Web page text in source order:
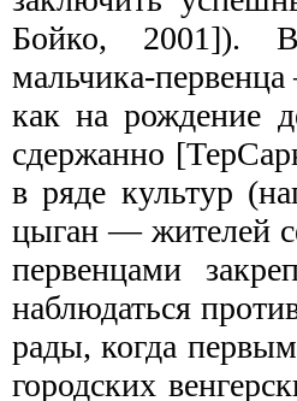
Бойко, 2001]). В
мальчика-
как на рождение
сдержанно
в ряде культур
цыган — жителей
первенцами
наблюдаться
рады, когда
городских